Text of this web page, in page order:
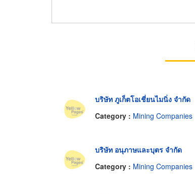
บริษัท ภูเก็ตโอเชี่ยนไมนิ่ง จำกัด
Category : Mining Companies
บริษัท อนุภาษและบุตร จำกัด
Category : Mining Companies